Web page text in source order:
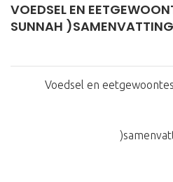
VOEDSEL EN
SUNNAH
Voedsel en